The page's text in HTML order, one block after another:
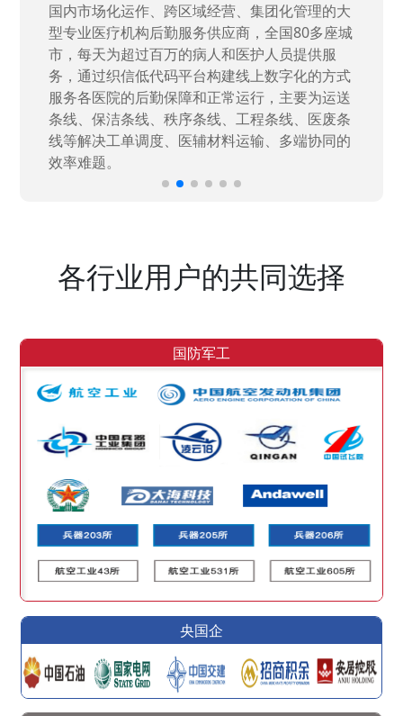
国家“一五”期间156个重点项目之一。属于国家
高新技术企业，在信息化升级建设中，存在大
量“小、散、碎”的信息化需求，需要投入大量人
力资源进行开发，通过引入织信低代码平台，解
决当下遇到的各类业务难题，提升整体的IT研发
效率。
各行业用户的共同选择
国防军工
央国企